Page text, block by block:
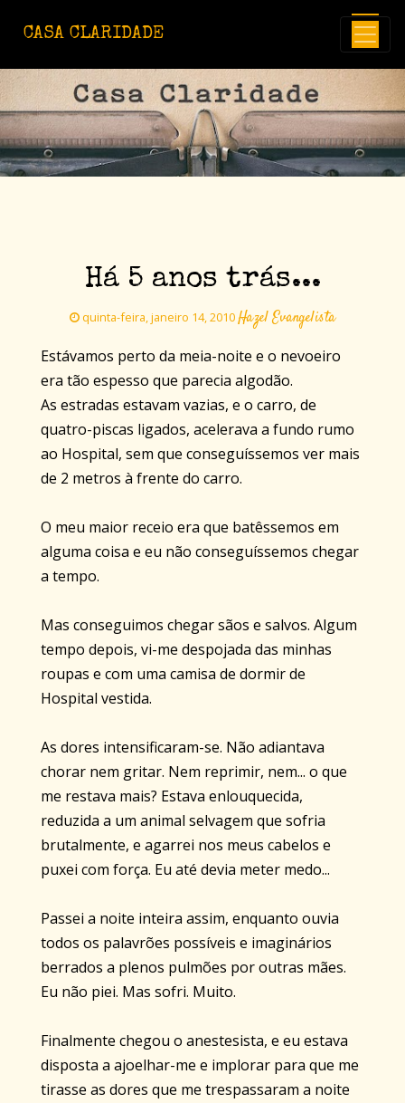
CASA CLARIDADE
Há 5 anos trás...
quinta-feira, janeiro 14, 2010Hazel Evangelista
Estávamos perto da meia-noite e o nevoeiro
era tão espesso que parecia algodão.
As estradas estavam vazias, e o carro, de
quatro-piscas ligados, acelerava a fundo rumo
ao Hospital, sem que conseguíssemos ver mais
de 2 metros à frente do carro.
O meu maior receio era que batêssemos em
alguma coisa e eu não conseguíssemos chegar
a tempo.
Mas conseguimos chegar sãos e salvos. Algum
tempo depois, vi-me despojada das minhas
roupas e com uma camisa de dormir de
Hospital vestida.
As dores intensificaram-se. Não adiantava
chorar nem gritar. Nem reprimir, nem... o que
me restava mais? Estava enlouquecida,
reduzida a um animal selvagem que sofria
brutalmente, e agarrei nos meus cabelos e
puxei com força. Eu até devia meter medo...
Passei a noite inteira assim, enquanto ouvia
todos os palavrões possíveis e imaginários
berrados a plenos pulmões por outras mães.
Eu não piei. Mas sofri. Muito.
Finalmente chegou o anestesista, e eu estava
disposta a ajoelhar-me e implorar para que me
tirasse as dores que me trespassaram a noite